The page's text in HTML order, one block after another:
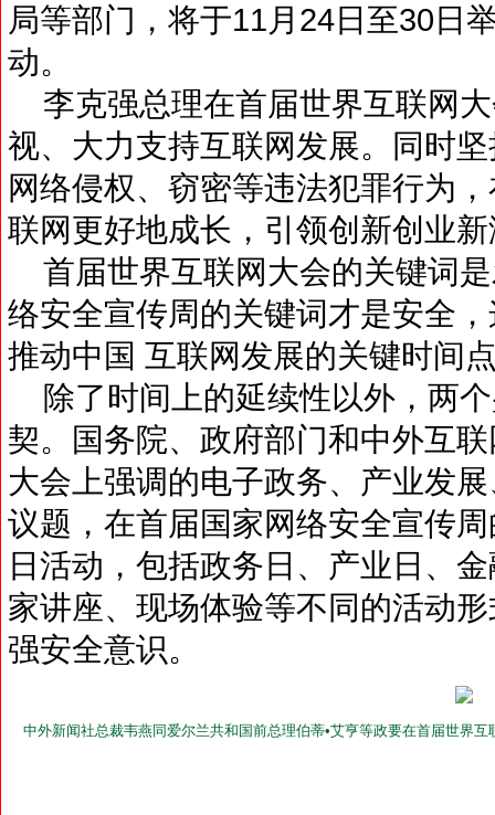
局等部门，将于11月24日至30日
动。
李克强总理在首届世界互联网
视、大力支持互联网发展。同时
网络侵权、窃密等违法犯罪行为
联网更好地成长，引领创新创业
首届世界互联网大会的关键词
络安全宣传周的关键词才是安全
推动中国 互联网发展的关键时
除了时间上的延续性以外，两
契。国务院、政府部门和中外互
大会上强调的电子政务、产业发
议题，在首届国家网络安全宣传
日活动，包括政务日、产业日、
家讲座、现场体验等不同的活动
强安全意识。
中外新闻社总裁韦燕同爱尔兰共和国前总理伯蒂•艾亨等政要在首届世界互